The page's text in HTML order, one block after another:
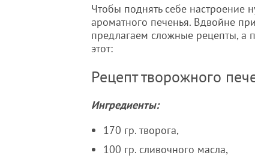
Чтобы поднять себе настроение
ароматного печенья. Вдвойне
предлагаем сложные рецепты, а
этот:
Рецепт творожного
Ингредиенты:
170 гр. творога,
100 гр. сливочного масла,